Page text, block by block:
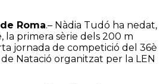
Roma.– Nàdia Tudó ha nedat,
primera sèrie dels 200 m
jornada de competició del 36è
Natació organitzat per la LEN